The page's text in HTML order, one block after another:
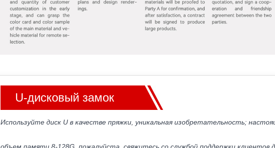
U-дисковый замок
Используйте диск U в качестве пряжки, уникальная изобретательность;